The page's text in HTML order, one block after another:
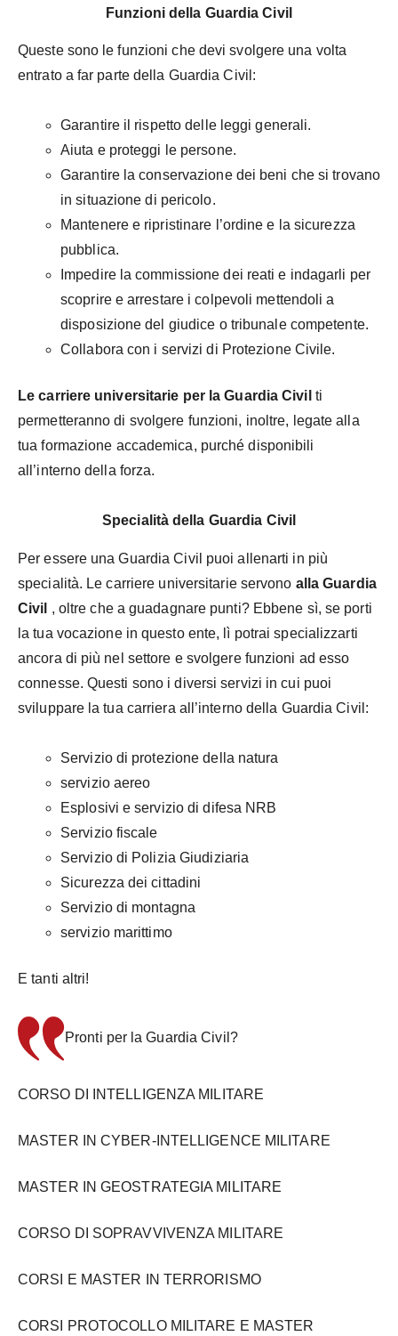
Funzioni della Guardia Civil
Queste sono le funzioni che devi svolgere una volta
entrato a far parte della Guardia Civil:
Garantire il rispetto delle leggi generali.
Aiuta e proteggi le persone.
Garantire la conservazione dei beni che si trovano
in situazione di pericolo.
Mantenere e ripristinare l’ordine e la sicurezza
pubblica.
Impedire la commissione dei reati e indagarli per
scoprire e arrestare i colpevoli mettendoli a
disposizione del giudice o tribunale competente.
Collabora con i servizi di Protezione Civile.
Le carriere universitarie per la Guardia Civil ti
permetteranno di svolgere funzioni, inoltre, legate alla
tua formazione accademica, purché disponibili
all’interno della forza.
Specialità della Guardia Civil
Per essere una Guardia Civil puoi allenarti in più
specialità. Le carriere universitarie servono alla Guardia
Civil , oltre che a guadagnare punti? Ebbene sì, se porti
la tua vocazione in questo ente, lì potrai specializzarti
ancora di più nel settore e svolgere funzioni ad esso
connesse. Questi sono i diversi servizi in cui puoi
sviluppare la tua carriera all’interno della Guardia Civil:
Servizio di protezione della natura
servizio aereo
Esplosivi e servizio di difesa NRB
Servizio fiscale
Servizio di Polizia Giudiziaria
Sicurezza dei cittadini
Servizio di montagna
servizio marittimo
E tanti altri!
Pronti per la Guardia Civil?
CORSO DI INTELLIGENZA MILITARE
MASTER IN CYBER-INTELLIGENCE MILITARE
MASTER IN GEOSTRATEGIA MILITARE
CORSO DI SOPRAVVIVENZA MILITARE
CORSI E MASTER IN TERRORISMO
CORSI PROTOCOLLO MILITARE E MASTER